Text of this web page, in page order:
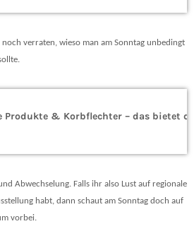
verraten, wieso man am Sonntag unbedingt
Abwechselung. Falls ihr also Lust auf regionale
habt, dann schaut am Sonntag doch auf
vorbei.